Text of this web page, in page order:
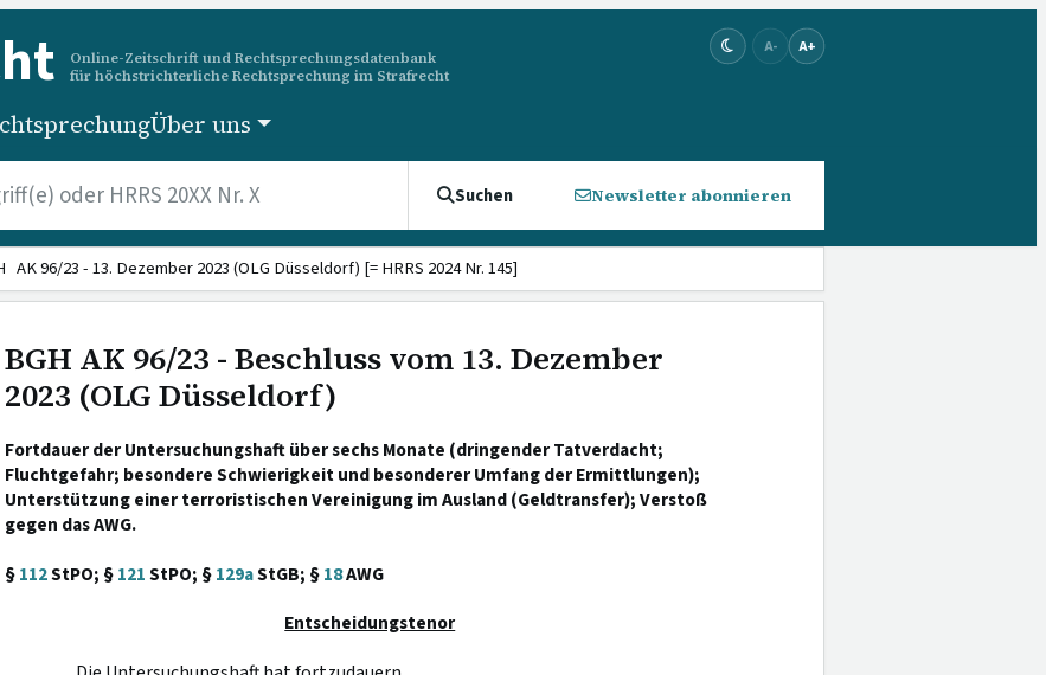
Online-Zeitschrift und Rechtsprechungsdatenbank
für höchstrichterliche Rechtsprechung im Strafrecht
A- A+
Über uns
Suchen Newsletter abonnieren
AK 96/23 - 13. Dezember 2023 (OLG Düsseldorf) [= HRRS 2024 Nr. 145]
BGH AK 96/23 - Beschluss vom 13. Dezember
2023 (OLG Düsseldorf)
Fortdauer der Untersuchungshaft über sechs Monate (dringender Tatverdacht;
Fluchtgefahr; besondere Schwierigkeit und besonderer Umfang der Ermittlungen);
Unterstützung einer terroristischen Vereinigung im Ausland (Geldtransfer); Verstoß
gegen das AWG.
§112StPO; §121StPO; §129aStGB; §18AWG
Entscheidungstenor